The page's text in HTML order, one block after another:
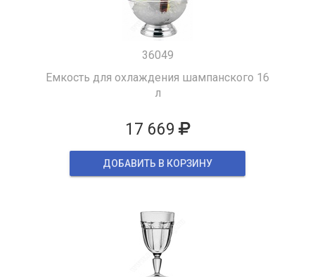
36049
Емкость для охлаждения шампанского 16
л
17 669
ДОБАВИТЬ В КОРЗИНУ